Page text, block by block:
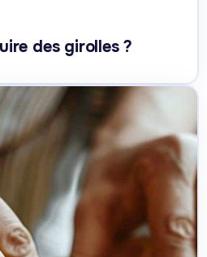
des girolles ?